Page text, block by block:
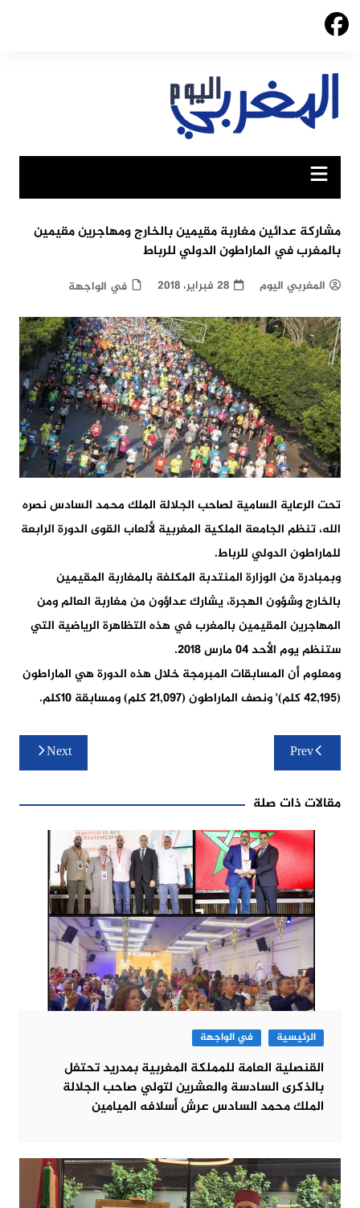
Skip
مشاركة عدائين مغاربة مقيمين بالخارج ومهاجرين مقيمين
بالمغرب في الماراطون الدولي للرباط
المغربي اليوم 28 فبراير، 2018 في الواجهة
تحت الرعاية السامية لصاحب الجلالة الملك محمد السادس نصره
الله، تنظم الجامعة الملكية المغربية لألعاب القوى الدورة الرابعة
للماراطون الدولي للرباط.
وبمبادرة من الوزارة المنتدبة المكلفة بالمغاربة المقيمين
بالخارج وشؤون الهجرة، يشارك عداؤون من مغاربة العالم ومن
المهاجرين المقيمين بالمغرب في هذه التظاهرة الرياضية التي
ستنظم يوم الأحد 04 مارس 2018.
ومعلوم أن المسابقات المبرمجة خلال هذه الدورة هي الماراطون
(42,195 كلم)٬ ونصف الماراطون (21,097 كلم) ومسابقة 10كلم.
تصفّح
المقالات
Prev
Next
مقالات ذات صلة
الرئيسية في الواجهة
القنصلية العامة للمملكة المغربية بمدريد تحتفل
بالذكرى السادسة والعشرين لتولي صاحب الجلالة
الملك محمد السادس عرش أسلافه الميامين